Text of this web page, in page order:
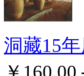
洞藏15
￥160.00